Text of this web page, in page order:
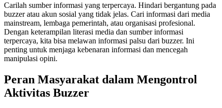
Carilah sumber informasi yang terpercaya. Hindari bergantung pada
buzzer atau akun sosial yang tidak jelas. Cari informasi dari media
mainstream, lembaga pemerintah, atau organisasi profesional.
Dengan keterampilan literasi media dan sumber informasi
terpercaya, kita bisa melawan informasi palsu dari buzzer. Ini
penting untuk menjaga kebenaran informasi dan mencegah
manipulasi opini.
Peran Masyarakat dalam Mengontrol
Aktivitas Buzzer